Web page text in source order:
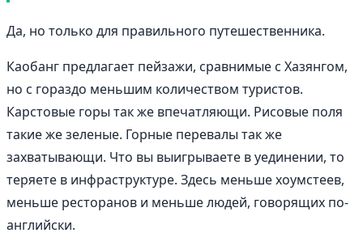
Да, но только для правильного путешественника.
Каобанг предлагает пейзажи, сравнимые с Хазянгом,
но с гораздо меньшим количеством туристов.
Карстовые горы так же впечатляющи. Рисовые поля
такие же зеленые. Горные перевалы так же
захватывающи. Что вы выигрываете в уединении, то
теряете в инфраструктуре. Здесь меньше хоумстеев,
меньше ресторанов и меньше людей, говорящих по-
английски.